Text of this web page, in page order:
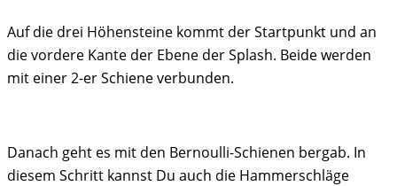
Auf die drei Höhensteine kommt der Startpunkt und an
die vordere Kante der Ebene der Splash. Beide werden
mit einer 2-er Schiene verbunden.
Danach geht es mit den Bernoulli-Schienen bergab. In
diesem Schritt kannst Du auch die Hammerschläge